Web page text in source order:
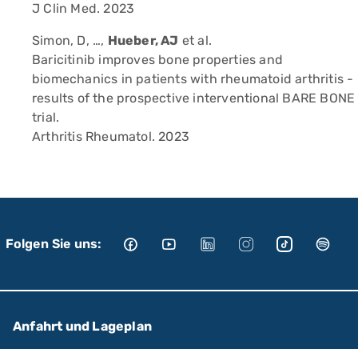
J Clin Med. 2023
Simon, D, …, Hueber, AJ et al.
Baricitinib improves bone properties and
biomechanics in patients with rheumatoid arthritis -
results of the prospective interventional BARE BONE
trial.
Arthritis Rheumatol. 2023
Folgen Sie uns:
Anfahrt und Lageplan